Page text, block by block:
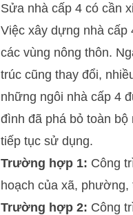
Sửa nhà cấp 4 có cần
Việc xây dựng nhà
các vùng nông thôn.
trúc cũng thay đổi,
những ngôi nhà cấp 4
đình đã phá bỏ toàn
tiếp tục sử dụng.
Trường hợp 1: Công
hoạch của xã,
Trường hợp 2: Công